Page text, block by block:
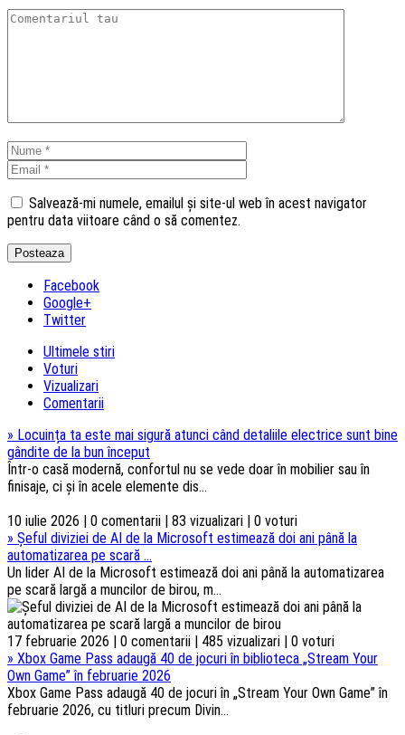
Salvează-mi numele, emailul și site-ul web în acest navigator
pentru data viitoare când o să comentez.
Facebook
Google+
Twitter
Ultimele stiri
Voturi
Vizualizari
Comentarii
» Locuința ta este mai sigură atunci când detaliile electrice sunt bine
gândite de la bun început
Într-o casă modernă, confortul nu se vede doar în mobilier sau în
finisaje, ci și în acele elemente dis...
10 iulie 2026 | 0 comentarii | 83 vizualizari | 0 voturi
» Șeful diviziei de AI de la Microsoft estimează doi ani până la
automatizarea pe scară ...
Un lider AI de la Microsoft estimează doi ani până la automatizarea
pe scară largă a muncilor de birou, m...
17 februarie 2026 | 0 comentarii | 485 vizualizari | 0 voturi
» Xbox Game Pass adaugă 40 de jocuri în biblioteca „Stream Your
Own Game” în februarie 2026
Xbox Game Pass adaugă 40 de jocuri în „Stream Your Own Game” în
februarie 2026, cu titluri precum Divin...